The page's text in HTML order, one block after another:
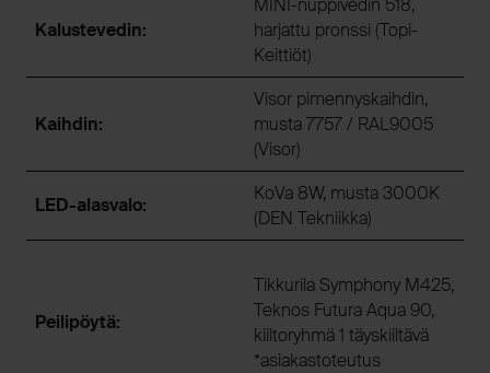
Kalustevedin:
MINI-nuppivedin 518,
harjattu pronssi (Topi-
Keittiöt)
Kaihdin:
Visor pimennyskaihdin,
musta 7757 / RAL9005
(Visor)
LED-alasvalo:
KoVa 8W, musta 3000K
(DEN Tekniikka)
Peilipöytä:
Tikkurila Symphony M425,
Teknos Futura Aqua 90,
kiiltoryhmä 1 täyskiiltävä
*asiakastoteutus